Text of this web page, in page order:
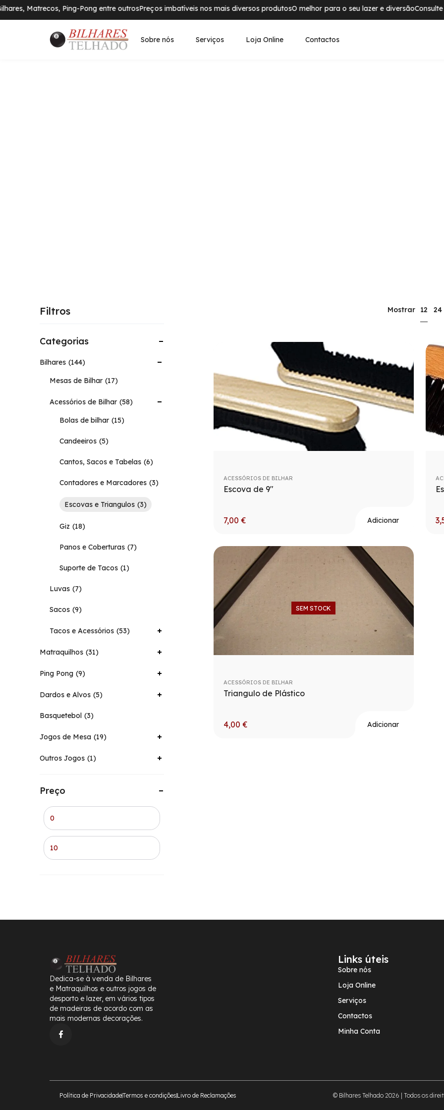
Matrecos, Ping-Pong entre outrosPreços imbatíveis nos mais diversos produtosO melhor para o seu lazer e diversãoConsulte
Sobre nós Serviços Loja Online Contactos
Filtros
Categorias
Bilhares 144
Mesas de Bilhar 17
Acessórios de Bilhar 58
Bolas de bilhar 15
Candeeiros 5
Cantos, Sacos e Tabelas 6
Contadores e Marcadores 3
Escovas e Triangulos 3
Giz 18
Panos e Coberturas 7
Suporte de Tacos 1
Luvas 7
Sacos 9
Tacos e Acessórios 53
Matraquilhos 31
Ping Pong 9
Dardos e Alvos 5
Basquetebol 3
Jogos de Mesa 19
Outros Jogos 1
Preço
Mostrar 12 24
ACESSÓRIOS DE BILHAR
Escova de 9″
7,00 € Adicionar
SEM STOCK
ACESSÓRIOS DE BILHAR
Triangulo de Plástico
4,00 € Adicionar
Dedica-se à venda de Bilhares
e Matraquilhos e outros jogos de
desporto e lazer, em vários tipos
de madeiras de acordo com as
mais modernas decorações.
Links úteis
Sobre nós
Loja Online
Serviços
Contactos
Minha Conta
Política de PrivacidadeTermos e condições Livro de Reclamações © Bilhares Telhado 2026 | Todos os